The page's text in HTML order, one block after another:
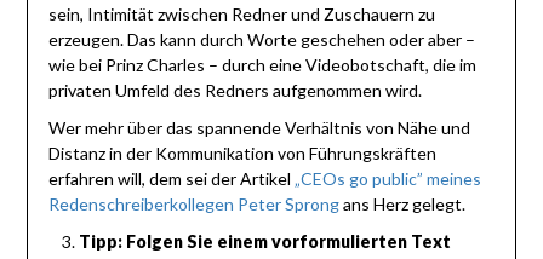
sein, Intimität zwischen Redner und Zuschauern zu
erzeugen. Das kann durch Worte geschehen oder aber –
wie bei Prinz Charles – durch eine Videobotschaft, die im
privaten Umfeld des Redners aufgenommen wird.
Wer mehr über das spannende Verhältnis von Nähe und
Distanz in der Kommunikation von Führungskräften
erfahren will, dem sei der Artikel „CEOs go public” meines
Redenschreiberkollegen Peter Sprongans Herz gelegt.
Tipp: Folgen Sie einem vorformulierten Text